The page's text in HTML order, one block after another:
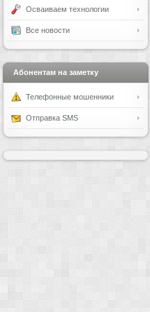
Осваиваем технологии
Все новости
Абонентам на заметку
Телефонные мошенники
Отправка SMS